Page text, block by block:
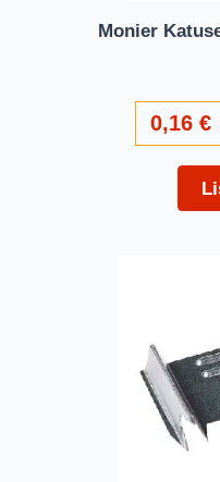
Monier
0,16€